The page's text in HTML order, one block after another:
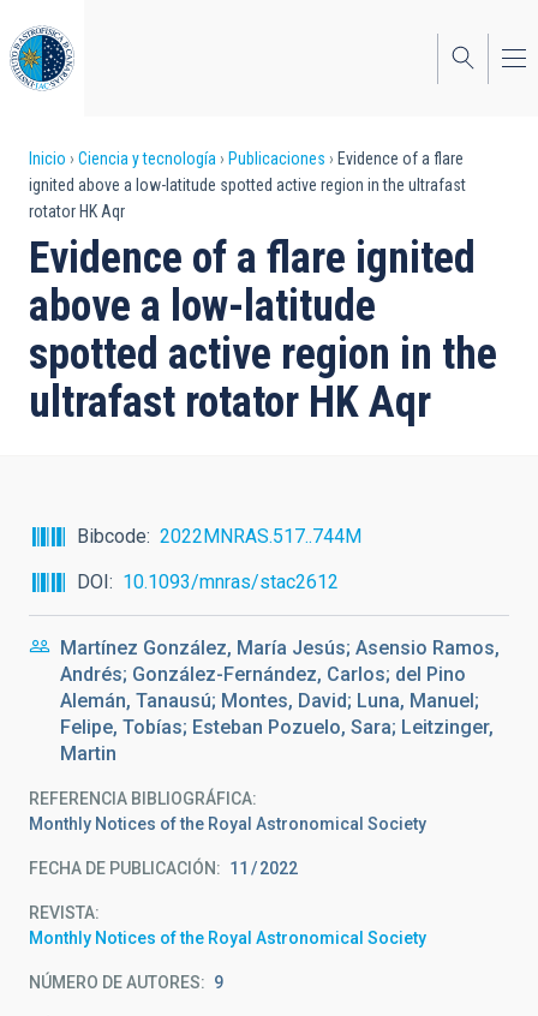
al
contenido
principal
Sobrescribir
enlaces
de
ayuda
a
la
navegación
Inicio Ciencia y tecnología Publicaciones
Evidence of a flare
ignited above a low-latitude spotted active region in the ultrafast
rotator HK Aqr
Evidence of a flare ignited
above a low-latitude
spotted active region in the
ultrafast rotator HK Aqr
Bibcode
2022MNRAS.517..744M
DOI
10.1093/mnras/stac2612
Martínez González, María Jesús; Asensio Ramos,
Andrés; González-Fernández, Carlos; del Pino
Alemán, Tanausú; Montes, David; Luna, Manuel;
Felipe, Tobías; Esteban Pozuelo, Sara; Leitzinger,
Martin
REFERENCIA BIBLIOGRÁFICA
Monthly Notices of the Royal Astronomical Society
FECHA DE PUBLICACIÓN: 11 2022
REVISTA
Monthly Notices of the Royal Astronomical Society
NÚMERO DE AUTORES 9